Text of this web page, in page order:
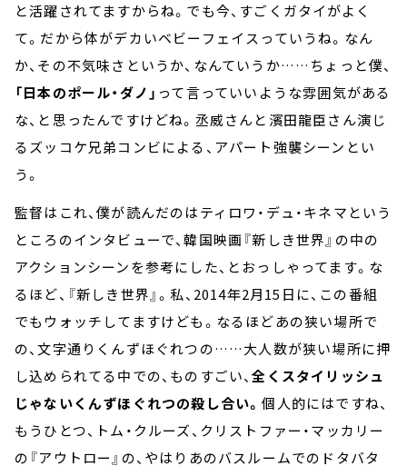
と活躍されてますからね。でも今、すごくガタイがよく
て。だから体がデカいベビーフェイスっていうね。なん
か、その不気味さというか、なんていうか……ちょっと僕、
「日本のポール・ダノ」 って言っていいような雰囲気がある
な、と思ったんですけどね。丞威さんと濱田龍臣さん演じ
るズッコケ兄弟コンビによる、アパート強襲シーンとい
う。
監督はこれ、僕が読んだのはティロワ・デュ・キネマという
ところのインタビューで、韓国映画『新しき世界』の中の
アクションシーンを参考にした、とおっしゃってます。な
るほど、『新しき世界』。私、2014年2月15日に、この番組
でもウォッチしてますけども。なるほどあの狭い場所で
の、文字通りくんずほぐれつの……大人数が狭い場所に押
し込められてる中での、ものすごい、全くスタイリッシュ
じゃないくんずほぐれつの殺し合い。個人的にはですね、
もうひとつ、トム・クルーズ、クリストファー・マッカリー
の『アウトロー』の、やはりあのバスルームでのドタバタ